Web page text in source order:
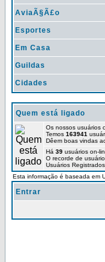
AviaÃ§Ã£o
Esportes
Em Casa
Guildas
Cidades
Quem está ligado
Os nossos usuários
Temos 163941
Dêem boas vindas
Há 39 usuários on-
O recorde de
Usuários
Esta informação é baseada em
Entrar